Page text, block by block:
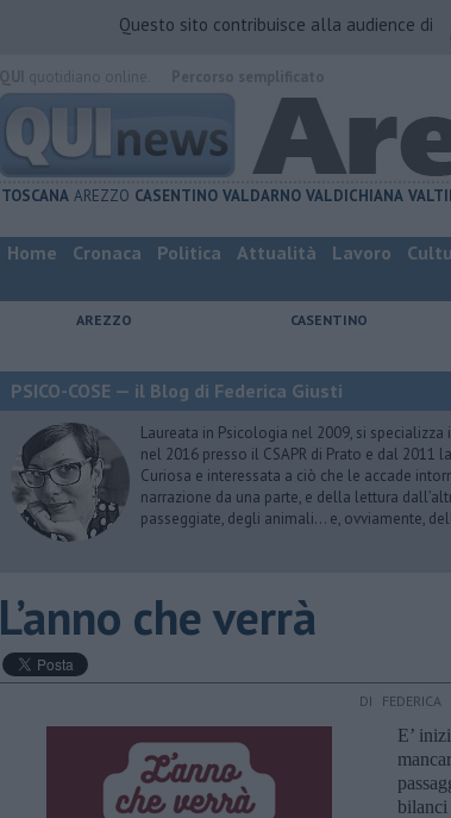
Questo sito contribuisce alla audience di
TOSCANA AREZZO CASENTINO VALDARNO VALDICHIANA
Home Cronaca Politica Attualità Lavoro
AREZZO CASENTINO
PSICO-COSE — il Blog di Federica Giusti
Laureata in Psicologia nel 2009, si
nel 2016 presso il CSAPR di Prato e dal 2011
Curiosa e interessata a ciò che le accade
narrazione da una parte, e della lettura
passeggiate, degli animali… e, ovviamente,
​L’anno che verrà
DI
E’
bilanci